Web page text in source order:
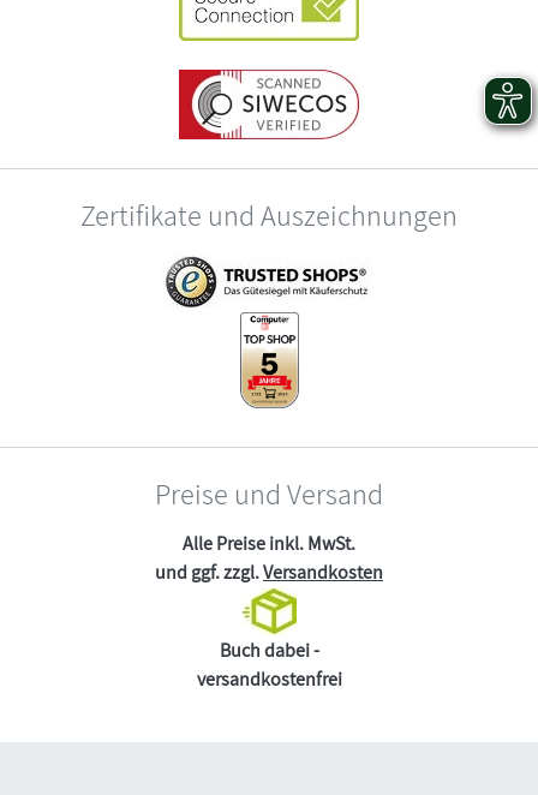
Zertifikate und Auszeichnungen
Preise und Versand
Alle Preise inkl. MwSt.
und ggf. zzgl.Versandkosten
Buch dabei -
versandkostenfrei